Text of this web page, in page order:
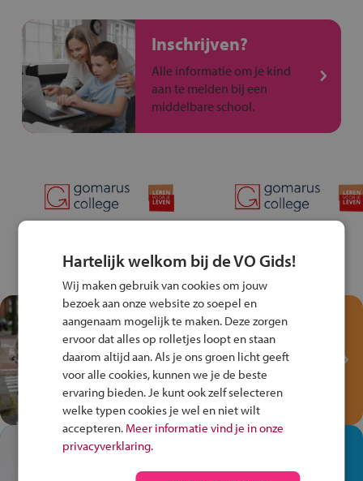
Inschrijven?
Alle informatie om je kind
aan te melden bij een
middelbare school.
Test je kennis met het
Fiets Veilig
Verkeersspel!
Speel het Fiets Veilig Verkeersspel
en win een Cortina-fiets!
In de winkel ben je op je
plek!
Hartelijk welkom bij de VO Gids!
Wij maken gebruik van cookies om jouw
bezoek aan onze website zo soepel en
aangenaam mogelijk te maken. Deze zorgen
ervoor dat alles op rolletjes loopt en staan
daarom altijd aan. Als je ons groen licht geeft
voor alle cookies, kunnen we je de beste
ervaring bieden. Je kunt ook zelf selecteren
welke typen cookies je wel en niet wilt
accepteren. Meer informatie vind je in onze
privacyverklaring.